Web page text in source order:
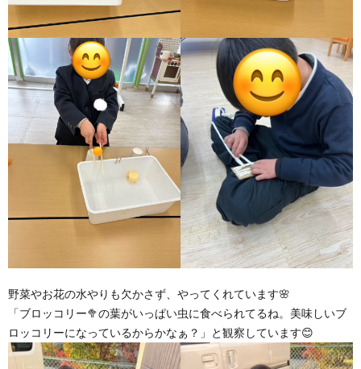
野菜やお花の水やりも欠かさず、やってくれています🌸
「ブロッコリー🥦の葉がいっぱい虫に食べられてるね。美味しいブ
ロッコリーになっているからかなぁ？」と観察しています😊